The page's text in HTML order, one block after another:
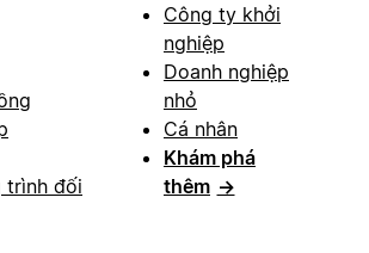
trình đối
Công ty khởi
nghiệp
Doanh nghiệp
nhỏ
Cá nhân
Khám phá
thêm →